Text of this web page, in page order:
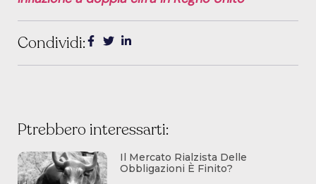
Condividi:
Ptrebbero interessarti:
Il Mercato Rialzista Delle
Obbligazioni È Finito?